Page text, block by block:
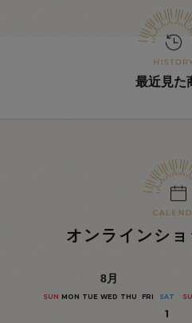
最近見た
オンラインショ
8月
SUN MON TUE WED THU FRI SAT
1